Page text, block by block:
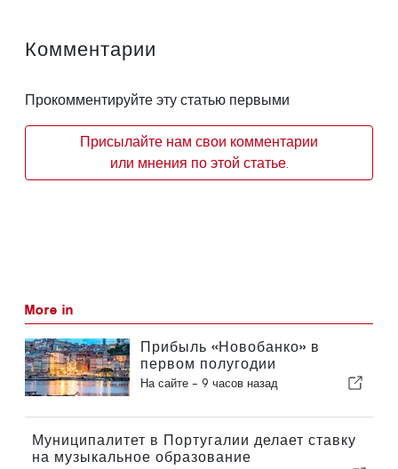
Комментарии
Прокомментируйте эту статью первыми
Присылайте нам свои комментарии
или мнения по этой статье.
More in
Прибыль «Новобанко» в
первом полугодии
сократилась на 15,6 процента
На сайте - 9 часов назад
Муниципалитет в Португалии делает ставку
на музыкальное образование